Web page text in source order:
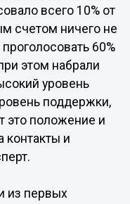
всего 10% от
счетом ничего не
60%
этом набрали
уровень
поддержки,
это положение и
контакты и
из первых